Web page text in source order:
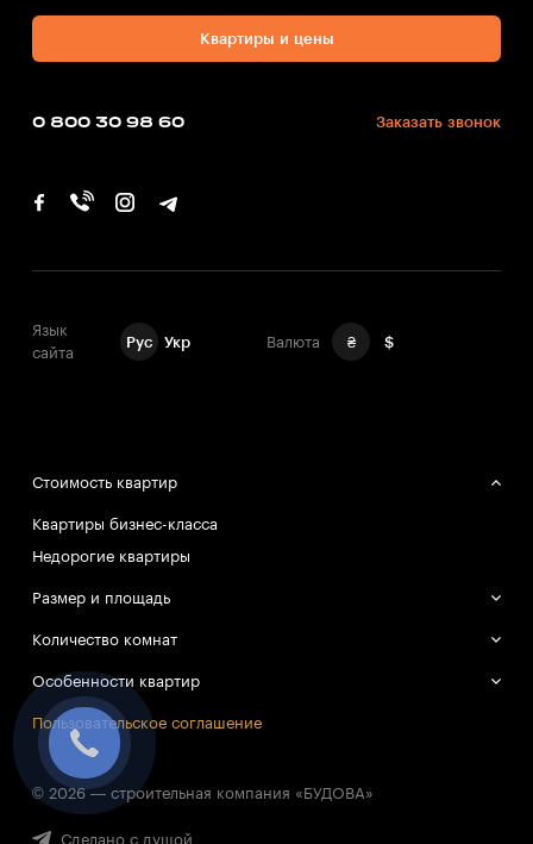
Квартиры и цены
0 800 30 98 60 Заказать звонок
Язык
сайта
Рус Укр Валюта ₴ $
Стоимость квартир
Квартиры бизнес-класса
Недорогие квартиры
Размер и площадь
Большие квартиры
Маленькие квартиры
Количество комнат
Однокомнатные квартиры
Двухкомнатные квартиры
Трёхкомнатные квартиры
Особенности квартир
Смарт-квартиры
Пользовательское соглашение
© 2026 — строительная компания «БУДОВА»
Сделано с душой